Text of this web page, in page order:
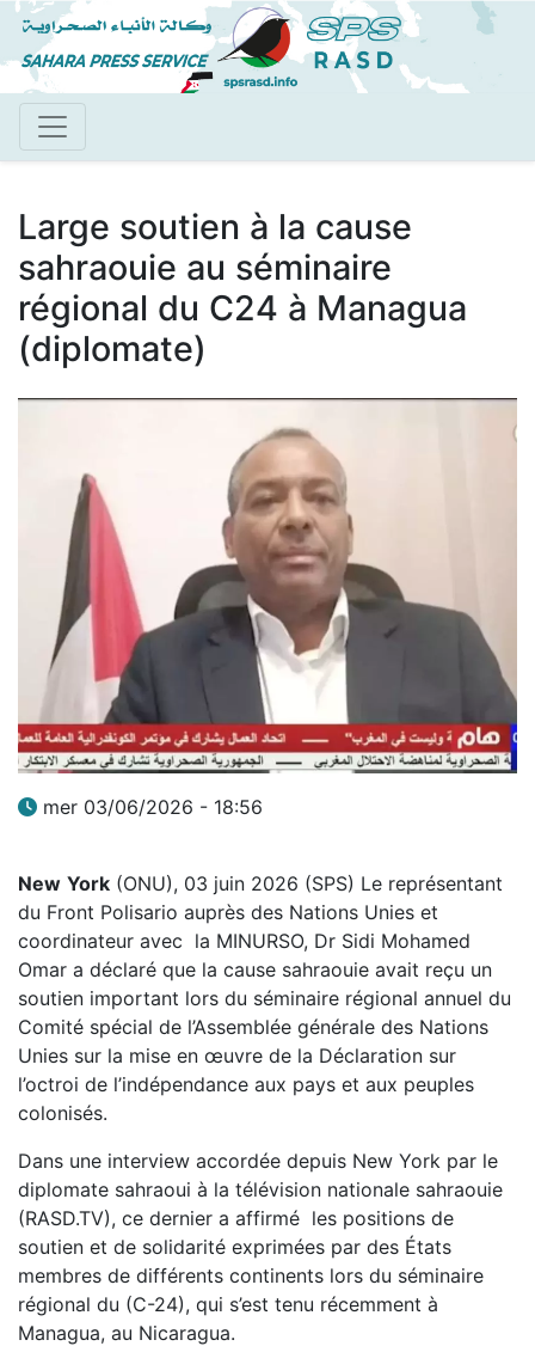
Aller
au
contenu
Large soutien à la cause
sahraouie au séminaire
régional du C24 à Managua
(diplomate)
mer 03/06/2026 - 18:56
New York (ONU), 03 juin 2026 (SPS) Le représentant
du Front Polisario auprès des Nations Unies et
coordinateur avec la MINURSO, Dr Sidi Mohamed
Omar a déclaré que la cause sahraouie avait reçu un
soutien important lors du séminaire régional annuel du
Comité spécial de l’Assemblée générale des Nations
Unies sur la mise en œuvre de la Déclaration sur
l’octroi de l’indépendance aux pays et aux peuples
colonisés.
Dans une interview accordée depuis New York par le
diplomate sahraoui à la télévision nationale sahraouie
(RASD.TV), ce dernier a affirmé les positions de
soutien et de solidarité exprimées par des États
membres de différents continents lors du séminaire
régional du (C-24), qui s’est tenu récemment à
Managua, au Nicaragua.